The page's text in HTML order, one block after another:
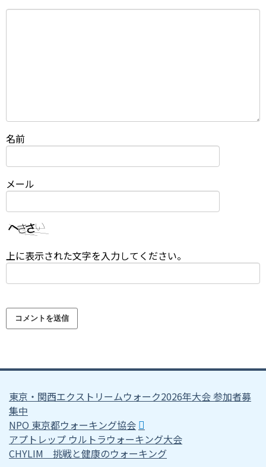
名前
メール
上に表示された文字を入力してください。
東京・関西エクストリームウォーク2026年大会 参加者募
集中
NPO 東京都ウォーキング協会
アプトレップ ウルトラウォーキング大会
CHYLIM 挑戦と健康のウォーキング